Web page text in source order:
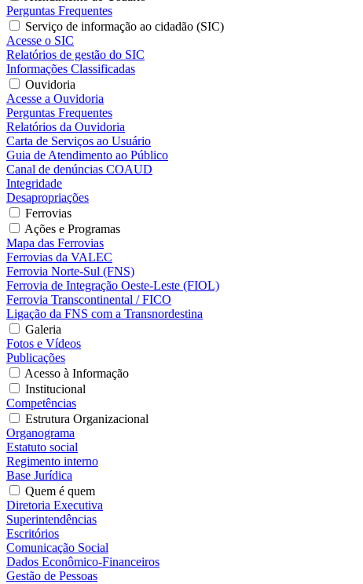
Perguntas Frequentes
Serviço de informação ao cidadão (SIC)
Acesse o SIC
Relatórios de gestão do SIC
Informações Classificadas
Ouvidoria
Acesse a Ouvidoria
Perguntas Frequentes
Relatórios da Ouvidoria
Carta de Serviços ao Usuário
Guia de Atendimento ao Público
Canal de denúncias COAUD
Integridade
Desapropriações
Ferrovias
Ações e Programas
Mapa das Ferrovias
Ferrovias da VALEC
Ferrovia Norte-Sul (FNS)
Ferrovia de Integração Oeste-Leste (FIOL)
Ferrovia Transcontinental / FICO
Ligação da FNS com a Transnordestina
Galeria
Fotos e Vídeos
Publicações
Acesso à Informação
Institucional
Competências
Estrutura Organizacional
Organograma
Estatuto social
Regimento interno
Base Jurídica
Quem é quem
Diretoria Executiva
Superintendências
Escritórios
Comunicação Social
Dados Econômico-Financeiros
Gestão de Pessoas